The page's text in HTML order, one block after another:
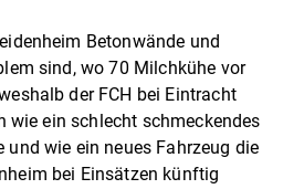
Betonwände und
sind, wo 70 Milchkühe vor
der FCH bei Eintracht
wie ein schlecht schmeckendes
wie ein neues Fahrzeug die
bei Einsätzen künftig